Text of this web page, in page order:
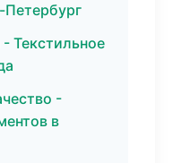
Петербург
Текстильное
-
в